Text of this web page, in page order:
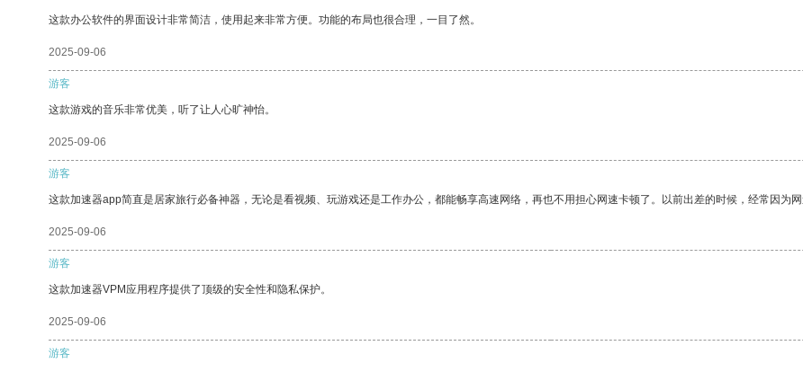
这款办公软件的界面设计非常简洁，使用起来非常方便。功能的布局也很合理，一目了然。
2025-09-06
游客
这款游戏的音乐非常优美，听了让人心旷神怡。
2025-09-06
游客
这款加速器app简直是居家旅行必备神器，无论是看视频、玩游戏还是工作办公，都能畅享高速网络，再也不用担心网速卡顿了。以前出差的时候，经常因为
2025-09-06
游客
这款加速器VPM应用程序提供了顶级的安全性和隐私保护。
2025-09-06
游客